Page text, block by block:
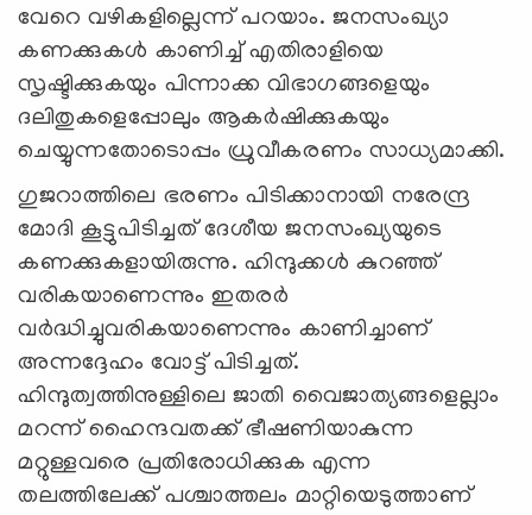
വേറെ വഴികളില്ലെന്ന് പറയാം. ജനസംഖ്യാ
കണക്കുകള്‍ കാണിച്ച് എതിരാളിയെ
സൃഷ്ടിക്കുകയും പിന്നാക്ക വിഭാഗങ്ങളെയും
ദലിതുകളെപ്പോലും ആകര്‍ഷിക്കുകയും
ചെയ്യുന്നതോടൊപ്പം ധ്രുവീകരണം സാധ്യമാക്കി.
ഗുജറാത്തിലെ ഭരണം പിടിക്കാനായി നരേന്ദ്ര
മോദി കൂട്ടുപിടിച്ചത് ദേശീയ ജനസംഖ്യയുടെ
കണക്കുകളായിരുന്നു. ഹിന്ദുക്കള്‍ കുറഞ്ഞ്
വരികയാണെന്നും ഇതരര്‍
വര്‍ദ്ധിച്ചുവരികയാണെന്നും കാണിച്ചാണ്
അന്നദ്ദേഹം വോട്ട് പിടിച്ചത്.
ഹിന്ദുത്വത്തിനുള്ളിലെ ജാതി വൈജാത്യങ്ങളെല്ലാം
മറന്ന് ഹൈന്ദവതക്ക് ഭീഷണിയാകുന്ന
മറ്റുള്ളവരെ പ്രതിരോധിക്കുക എന്ന
തലത്തിലേക്ക് പശ്ചാത്തലം മാറ്റിയെടുത്താണ്